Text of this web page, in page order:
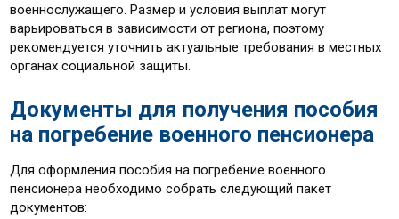
военнослужащего. Размер и условия выплат могут
варьироваться в зависимости от региона, поэтому
рекомендуется уточнить актуальные требования в местных
органах социальной защиты.
Документы для получения пособия
на погребение военного пенсионера
Для оформления пособия на погребение военного
пенсионера необходимо собрать следующий пакет
документов: